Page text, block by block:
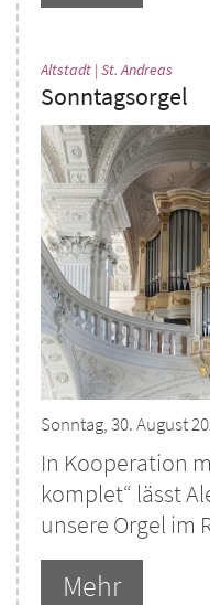
Altstadt | St. Andreas
Sonntagsorgel
Sonntag, 30. August
In Kooperation
komplet“ lässt
unsere Orgel im
Mehr